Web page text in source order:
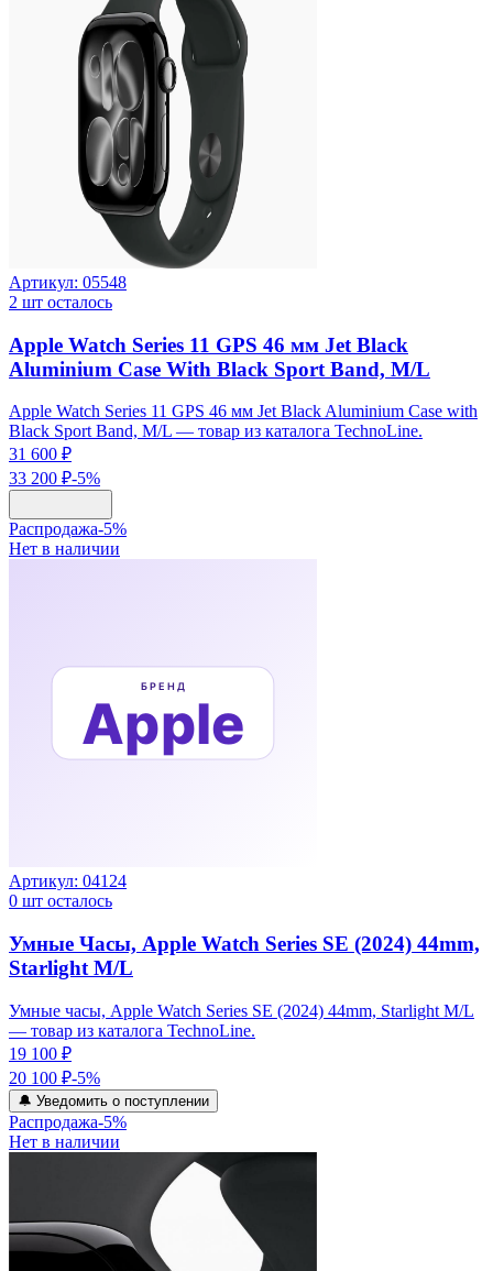
Артикул: 05548
2 шт осталось
Apple Watch Series 11 GPS 46 мм Jet Black
Aluminium Case With Black Sport Band, M/L
Apple Watch Series 11 GPS 46 мм Jet Black Aluminium Case with
Black Sport Band, M/L — товар из каталога TechnoLine.
31 600 ₽
33 200 ₽-5%
Распродажа-5%
Нет в наличии
Артикул: 04124
0 шт осталось
Умные Часы, Apple Watch Series SE (2024) 44mm,
Starlight M/L
Умные часы, Apple Watch Series SE (2024) 44mm, Starlight M/L
— товар из каталога TechnoLine.
19 100 ₽
20 100 ₽-5%
🔔 Уведомить о поступлении
Распродажа-5%
Нет в наличии